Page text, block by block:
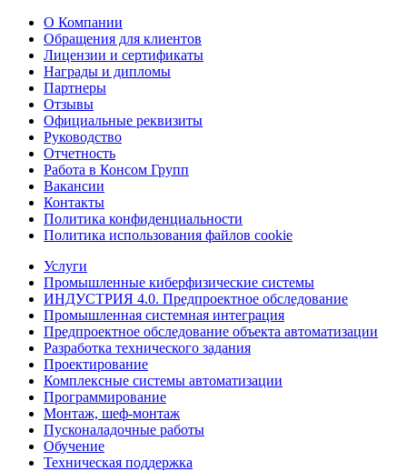
О Компании
Обращения для клиентов
Лицензии и сертификаты
Награды и дипломы
Партнеры
Отзывы
Официальные реквизиты
Руководство
Отчетность
Работа в Консом Групп
Вакансии
Контакты
Политика конфиденциальности
Политика использования файлов cookie
Услуги
Промышленные киберфизические системы
ИНДУСТРИЯ 4.0. Предпроектное обследование
Промышленная системная интеграция
Предпроектное обследование объекта автоматизации
Разработка технического задания
Проектирование
Комплексные системы автоматизации
Программирование
Монтаж, шеф-монтаж
Пусконаладочные работы
Обучение
Техническая поддержка